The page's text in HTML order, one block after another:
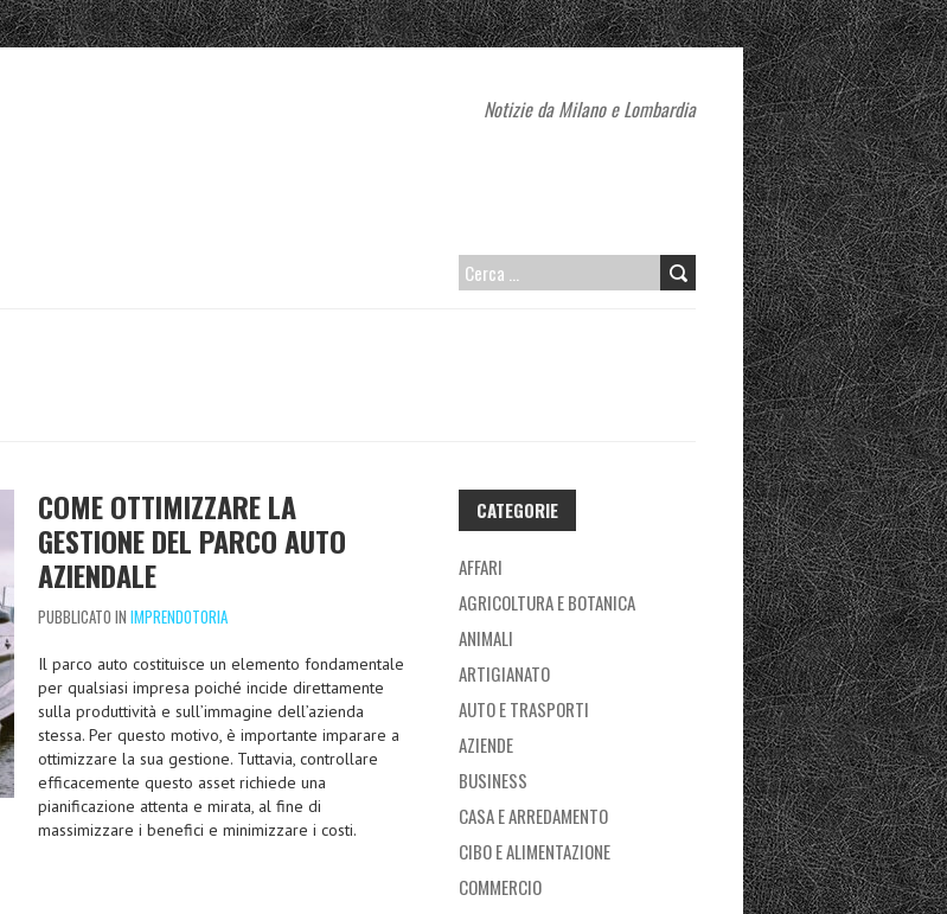
Notizie da Milano e Lombardia
RICERCA
COME OTTIMIZZARE LA
GESTIONE DEL PARCO AUTO
AZIENDALE
PUBBLICATO IN IMPRENDOTORIA
Il parco auto costituisce un elemento fondamentale
per qualsiasi impresa poiché incide direttamente
sulla produttività e sull’immagine dell’azienda
stessa. Per questo motivo, è importante imparare a
ottimizzare la sua gestione. Tuttavia, controllare
efficacemente questo asset richiede una
pianificazione attenta e mirata, al fine di
massimizzare i benefici e minimizzare i costi.
CATEGORIE
AFFARI
AGRICOLTURA E BOTANICA
ANIMALI
ARTIGIANATO
AUTO E TRASPORTI
AZIENDE
BUSINESS
CASA E ARREDAMENTO
CIBO E ALIMENTAZIONE
COMMERCIO